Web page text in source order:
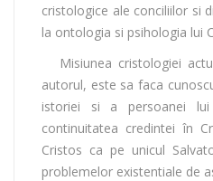
cristologice ale conciliilor si
la ontologia si psihologia lui
Misiunea cristologiei
autorul, este sa faca
istoriei si a persoanei
continuitatea credintei în
Cristos ca pe unicul
problemelor existentiale de